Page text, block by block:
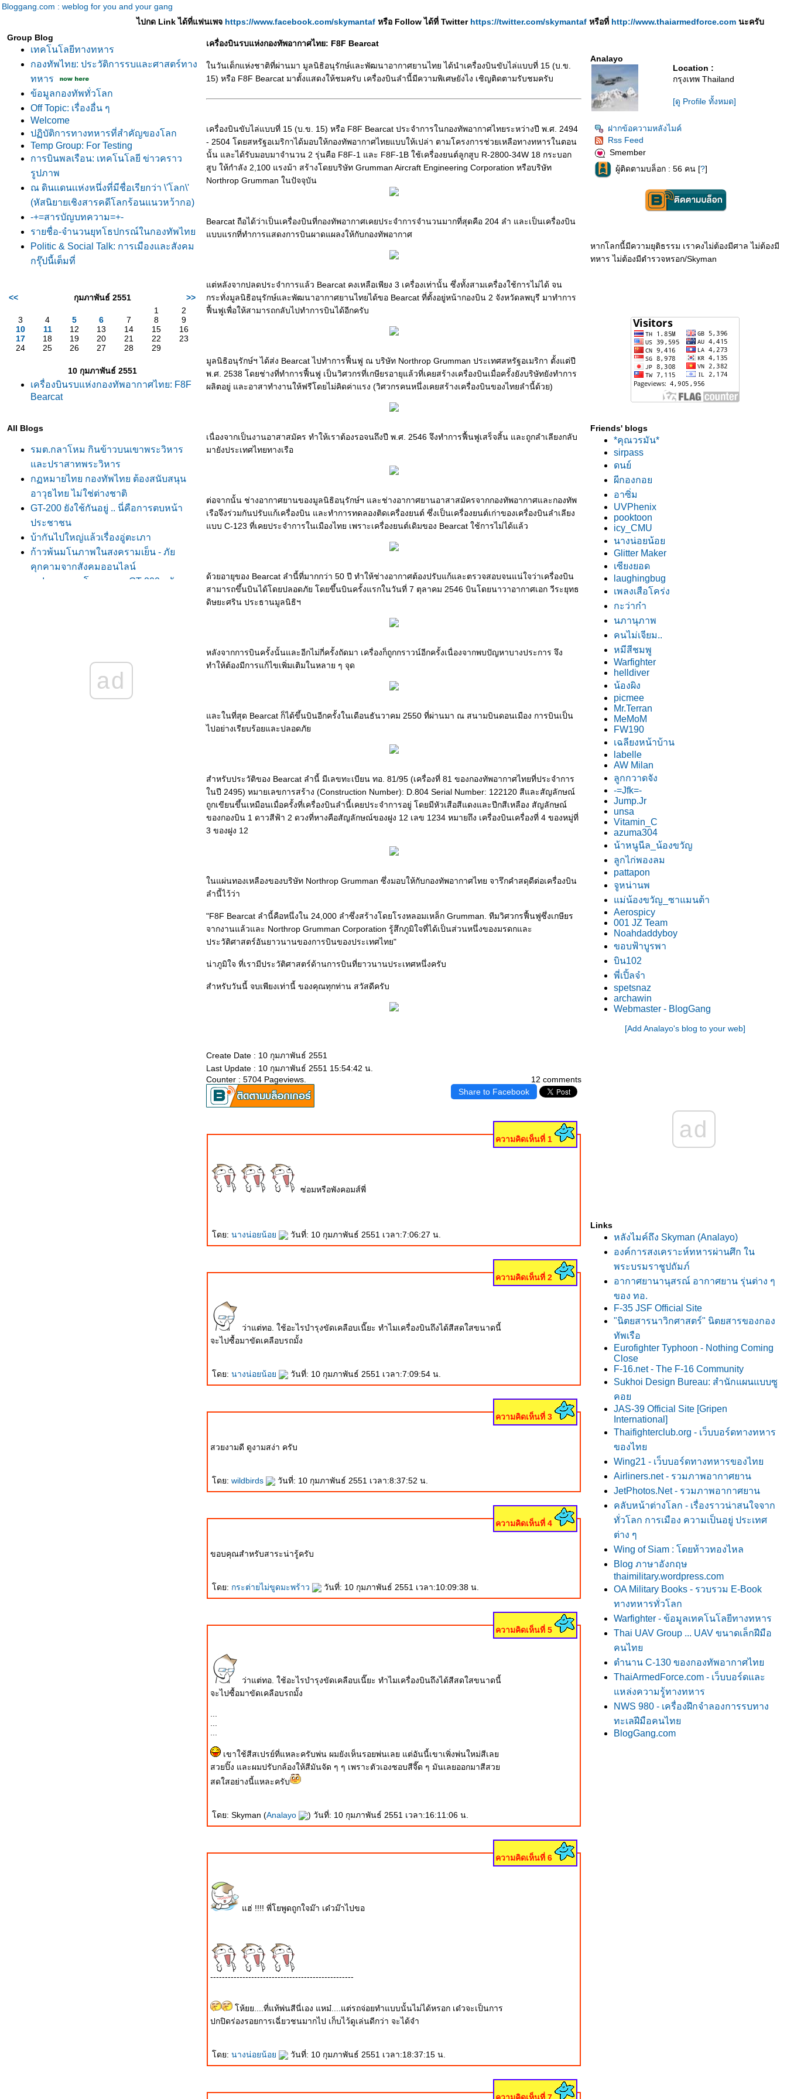
Bloggang.com : weblog for you and your gang
ไปกด Link ได้ที่แฟนเพจ https://www.facebook.com/skymantafหรือ Follow ได้ที่ Twitter https://twitter.com/skymantafหรือที่ http://www.thaiarmedforce.comนะครับ
Group Blog
เทคโนโลยีทางทหาร
กองทัพไทย: ประวัติการรบและศาสตร์ทาง
ทหาร
ข้อมูลกองทัพทั่วโลก
Off Topic: เรื่องอื่น ๆ
Welcome
ปฏิบัติการทางทหารที่สำคัญของโลก
Temp Group: For Testing
การบินพลเรือน: เทคโนโลยี ข่าวคราว
รูปภาพ
ณ ดินเเดนเเห่งหนึ่งที่มีชื่อเรียกว่า \'โลก\'
(หัสนิยายเชิงสารคดีโลกร้อนแนวหว้ากอ)
-+=สารบัญบทความ=+-
รายชื่อ-จำนวนยุทโธปกรณ์ในกองทัพไท
Politic & Social Talk: การเมืองและสังคม
กรุ๊ปนี้เต็มที่
<< กุมภาพันธ์ 2551
>>
1
2
3
4 5 6 7 8
9
10
11 12 13 14 15
16
17
18 19 20 21 22
23
24
25 26 27 28 29
10 กุมภาพันธ์ 2551
เครื่องบินรบแห่งกองทัพอากาศไทย: F8F
Bearcat
All Blogs
รมต.กลาโหม กินข้าวบนเขาพระวิหาร
ละปราสาทพระวิหาร
กฏหมายไทย กองทัพไทย ต้องสนับสนุน
อาวุธไทย ไม่ใช่ต่างชาติ
GT-200 ยังใช้กันอยู่ .. นี่คือการตบหน้า
ประชาชน
บ้ากันไปใหญ่แล้วเรื่องอู่ตะเภา
ก้าวพ้นมโนภาพในสงครามเย็น - ภั
คุกคามจากสังคมออนไลน์
หา! รมต.กลาโหมจะเอา GT-200 กลับมา
น้ำท่วม 54: ผิดหวังกับการจัดตั้งศูนย์ของ
กลาโหมและกองทัพไท
ad
เครื่องบินรบแห่งกองทัพอากาศไทย: F8F Bearcat
นวันเด็กแห่งชาติที่ผ่านมา มูลนิธิอนุรักษ์และพัฒนาอากาศยานไทย ได้นำเครื่องบินขับไล่แบบที่ 15 (บ.ข.
15) หรือ F8F Bearcat มาตั้งแสดงให้ชมครับ เครื่องบินลำนี้มีความพิเศษยังไง เชิญติดตามรับชมครับ
เครื่องบินขับไล่แบบที่ 15 (บ.ข. 15) หรือ F8F Bearcat ประจำการในกองทัพอากาศไทยระหว่างปี พ.ศ. 2494
- 2504 โดยสหรัฐอเมริกาได้มอบให้กองทัพอากาศไทยแบบให้เปล่า ตามโครงการช่วยเหลือทางทหารในตอน
นั้น และได้รับมอบมาจำนวน 2 รุ่นคือ F8F-1 และ F8F-1B ใช้เครื่องยนต์ลูกสูบ R-2800-34W 18 กระบอก
สูบ ให้กำลัง 2,100 แรงม้า สร้างโดยบริษัท Grumman Aircraft Engineering Corporation หรือบริษัท
Northrop Grumman ในปัจจุบัน
Bearcat ถือได้ว่าเป็นเครื่องบินที่กองทัพอากาศเคยประจำการจำนวนมากที่สุดคือ 204 ลำ และเป็นเครื่องบิน
บบแรกที่ทำการแสดงการบินผาดแผลงให้กับกองทัพอากาศ
ต่หลังจากปลดประจำการแล้ว Bearcat คงเหลือเพียง 3 เครื่องเท่านั้น ซึ่งทั้งสามเครื่องใช้การไม่ได้ จน
กระทั่งมูลนิธิอนุรักษ์และพัฒนาอากาศยานไทยได้ขอ Bearcat ที่ตั้งอยู่หน้ากองบิน 2 จังหวัดลพบุรี มาทำการ
ฟื้นฟูเพื่อให้สามารถกลับไปทำการบินได้อีกครับ
มูลนิธิอนุรักษ์ฯ ได้ส่ง Bearcat ไปทำการฟื้นฟู ณ บริษัท Northrop Grumman ประเทศสหรัฐอเมริกา ตั้งแต่ปี
พ.ศ. 2538 โดยช่างที่ทำการฟื้นฟู เป็นวิศวกรที่เกษียรอายุแล้วที่เคยสร้างเครื่องบินเมื่อครั้งยังบริษัทยังทำการ
ผลิตอยู่ และอาสาทำงานให้ฟรีโดยไม่คิดค่าแรง (วิศวกรคนหนึ่งเคยสร้างเครื่องบินของไทยลำนี้ด้วย)
เนื่องจากเป็นงานอาสาสมัคร ทำให้เราต้องรอจนถึงปี พ.ศ. 2546 จึงทำการฟื้นฟูเสร็จสิ้น และถูกลำเลียงกลับ
มายังประเทศไทยทางเรือ
ต่อจากนั้น ช่างอากาศยานของมูลนิธิอนุรักษ์ฯ และช่างอากาศยานอาสาสมัครจากกองทัพอากาศและกองทัพ
เรือจึงร่วมกันปรับแก้เครื่องบิน และทำการทดลองติดเครื่องยนต์ ซึ่งเป็นเครื่องยนต์เก่าของเครื่องบินลำเลียง
บบ C-123 ที่เคยประจำการในเมืองไทย เพราะเครื่องยนต์เดิมของ Bearcat ใช้การไม่ได้แล้ว
ด้วยอายุของ Bearcat ลำนี้ที่มากกว่า 50 ปี ทำให้ช่างอากาศต้องปรับแก้และตรวจสอบจนแน่ใจว่าเครื่องบิน
สามารถขึ้นบินได้โดยปลอดภัย โดยขึ้นบินครั้งแรกในวันที่ 7 ตุลาคม 2546 บินโดยนาวาอากาศเอก วีระยุทธ
ดิษยะศริน ประธานมูลนิธิฯ
หลังจากการบินครั้งนั้นและอีกไม่กี่ครั้งถัดมา เครื่องก็ถูกกราวน์อีกครั้งเนื่องจากพบปัญหาบางประการ จึง
ทำให้ต้องมีการแก้ไขเพิ่มเติมในหลาย ๆ จุด
ละในที่สุด Bearcat ก็ได้ขึ้นบินอีกครั้งในเดือนธันวาคม 2550 ที่ผ่านมา ณ สนามบินดอนเมือง การบินเป็น
ไปอย่างเรียบร้อยและปลอดภั
สำหรับประวัติของ Bearcat ลำนี้ มีเลขทะเบียน ทอ. 81/95 (เครื่องที่ 81 ของกองทัพอากาศไทยที่ประจำการ
นปี 2495) หมายเลขการสร้าง (Construction Number): D.804 Serial Number: 122120 สีและสัญลักษณ์
ถูกเขียนขึ้นเหมือนเมื่อครั้งที่เครื่องบินลำนี้เคยประจำการอยู่ โดยมีหัวเสือสีแดงและปีกสีเหลือง สัญลักษณ์
ของกองบิน 1 ดาวสีฟ้า 2 ดวงที่หางคือสัญลักษณ์ของฝูง 12 เลข 1234 หมายถึง เครื่องบินเครื่องที่ 4 ของหมู่ที่
3 ของฝูง 12
นแผ่นทองเหลืองของบริษัท Northrop Grumman ซึ่งมอบให้กับกองทัพอากาศไทย จารึกคำสดุดีต่อเครื่องบิน
ลำนี้ไว้ว่า
"F8F Bearcat ลำนี้คือหนึ่งใน 24,000 ลำซึ่งสร้างโดยโรงหลอมเหล็ก Grumman. ทีมวิศวกรฟื้นฟูซึ่งเกษียร
จากงานแล้วและ Northrop Grumman Corporation รู้สึกภูมิใจที่ได้เป็นส่วนหนึ่งของมรดกและ
ประวัติศาสตร์อันยาวนานของการบินของประเทศไทย"
น่าภูมิใจ ที่เรามีประวัติศาสตร์ด้านการบินที่ยาวนานประเทศหนึ่งครับ
สำหรับวันนี้ จบเพียงเท่านี้ ของคุณทุกท่าน สวัสดีครับ
Create Date : 10 กุมภาพันธ์ 2551
Last Update : 10 กุมภาพันธ์ 2551 15:54:42 น.
12 comments
Counter : 5704 Pageviews.
Share to Facebook
ความคิดเห็นที่ 1
ซ่อมหรือพังคอมส์พี่
ดย: นางน่อยน้อ วันที่: 10 กุมภาพันธ์ 2551 เวลา:7:06:27 น.
ความคิดเห็นที่ 2
ว่าแต่ทอ. ใช้อะไรบำรุงขัดเคลือบเนี๊ยะ ทำไมเครื่องบินถึงได้สีสดใสขนาดนี้
จะไปซื้อมาขัดเคลือบรถมั้ง
ดย: นางน่อยน้อ วันที่: 10 กุมภาพันธ์ 2551 เวลา:7:09:54 น.
ความคิดเห็นที่ 3
สวยงามดี ดูงามสง่า ครับ
ดย: wildbirds วันที่: 10 กุมภาพันธ์ 2551 เวลา:8:37:52 น.
ความคิดเห็นที่ 4
ขอบคุณสำหรับสาระน่ารู้ครับ
ดย: กระต่ายไม่ขูดมะพร้าว วันที่: 10 กุมภาพันธ์ 2551 เวลา:10:09:38 น.
ความคิดเห็นที่ 5
ว่าแต่ทอ. ใช้อะไรบำรุงขัดเคลือบเนี๊ยะ ทำไมเครื่องบินถึงได้สีสดใสขนาดนี้
จะไปซื้อมาขัดเคลือบรถมั้ง
เขาใช้สีสเปรย์ที่แหละครับพ่น ผมยังเห็นรอยพ่นเลย แต่อันนี้เขาเพิ่งพ่นใหม่สีเล
สวยปิ๊ง และผมปรับกล้องให้สีมันจัด ๆ ๆ เพราะตัวเองชอบสีจี๊ด ๆ มันเลยออกมาสีสว
สดใสอย่างนี้แหละครับ
ดย: Skyman (Analayo ) วันที่: 10 กุมภาพันธ์ 2551 เวลา:16:11:06 น.
ความคิดเห็นที่ 6
ฮ่ !!!! พี่โยพูดถูกใจม๊า เด๋วม๊าไปขอ
-------------------------------------------------
ห้ยย....ที่แท้พ่นสีนี่เอง แหม๋....แต่รถจ่อยทำแบบนั้นไม่ได้หรอก เด๋วจะเป็นการ
ปกปิดร่องรอยการเฉี่ยวชนมากไป เก็บไว้ดูเล่นดีกว่า จะได้จำ
ดย: นางน่อยน้อ วันที่: 10 กุมภาพันธ์ 2551 เวลา:18:37:15 น.
Analayo
Location :
กรุงเทพ Thailand
[ดู Profile ทั้งหมด]
ฝากข้อความหลังไมค์
Rss Feed
Smember
ผู้ติดตามบล็อก : 56 คน [?]
หากโลกนี้มีความยุติธรรม เราคงไม่ต้องมีศาล ไม่ต้องมี
ทหาร ไม่ต้องมีตำรวจหรอก/Skyman
Friends' blogs
*คุณวรมัน*
sirpass
ดนย์
ผีกองกอ
อาซิ่ม
UVPhenix
pooktoon
icy_CMU
นางน่อยน้อ
Glitter Maker
เซียงยอด
laughingbug
เพลงเสือโคร่ง
กะว่าก๋า
นภานุภาพ
คนไม่เจียม..
หมีสีชมพู
Warfighter
helldiver
น้องผิง
picmee
Mr.Terran
MeMoM
FW190
เฉลียงหน้าบ้าน
labelle
AW Milan
ลูกกวาดจัง
-=Jfk=-
Jump.Jr
unsa
Vitamin_C
azuma304
น้าหนูนีล_น้องขวัญ
ลูกไก่พองลม
pattapon
จูหน่านพ
ม่น้องขวัญ_ซาแมนต้า
Aerospicy
001 JZ Team
Noahdaddyboy
ขอบฟ้าบูรพา
บิน102
พี่เปิ้ลจ๋า
spetsnaz
archawin
Webmaster - BlogGang
[Add Analayo's blog to your web]
ad
Links
หลังไมค์ถึง Skyman (Analayo)
องค์การสงเคราะห์ทหารผ่านศึก ใน
พระบรมราชูปถัมภ์
อากาศยานานุสรณ์ อากาศยาน รุ่นต่าง ๆ
ของ ทอ.
F-35 JSF Official Site
"นิตยสารนาวิกศาสตร์" นิตยสารของกอง
ทัพเรือ
Eurofighter Typhoon - Nothing Coming
Close
F-16.net - The F-16 Community
Sukhoi Design Bureau: สำนักแผนแบบซู
คอ
JAS-39 Official Site [Gripen
International]
Thaifighterclub.org - เว็บบอร์ดทางทหาร
ของไท
Wing21 - เว็บบอร์ดทางทหารของไท
Airliners.net - รวมภาพอากาศยาน
JetPhotos.Net - รวมภาพอากาศยาน
คลับหน้าต่างโลก - เรื่องราวน่าสนใจจาก
ทั่วโลก การเมือง ความเป็นอยู่ ประเทศ
ต่าง ๆ
Wing of Siam : โดยท้าวทองไหล
Blog ภาษาอังกฤษ
thaimilitary.wordpress.com
OA Military Books - รวบรวม E-Book
ทางทหารทั่วโลก
Warfighter - ข้อมูลเทคโนโลยีทางทหาร
Thai UAV Group ... UAV ขนาดเล็กฝีมือ
คนไท
ตำนาน C-130 ของกองทัพอากาศไท
ThaiArmedForce.com - เว็บบอร์ดและ
หล่งความรู้ทางทหาร
NWS 980 - เครื่องฝึกจำลองการรบทาง
ทะเลฝีมือคนไท
BlogGang.com